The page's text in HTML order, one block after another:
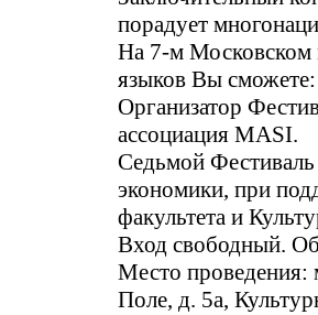
порадует
На 7-м Московском
языков Вы сможете:
Организатор
ассоциация MASI.
Седьмой
экономики, при
факультета и
Вход свободный.
Место проведения:
Поле, д. 5а,